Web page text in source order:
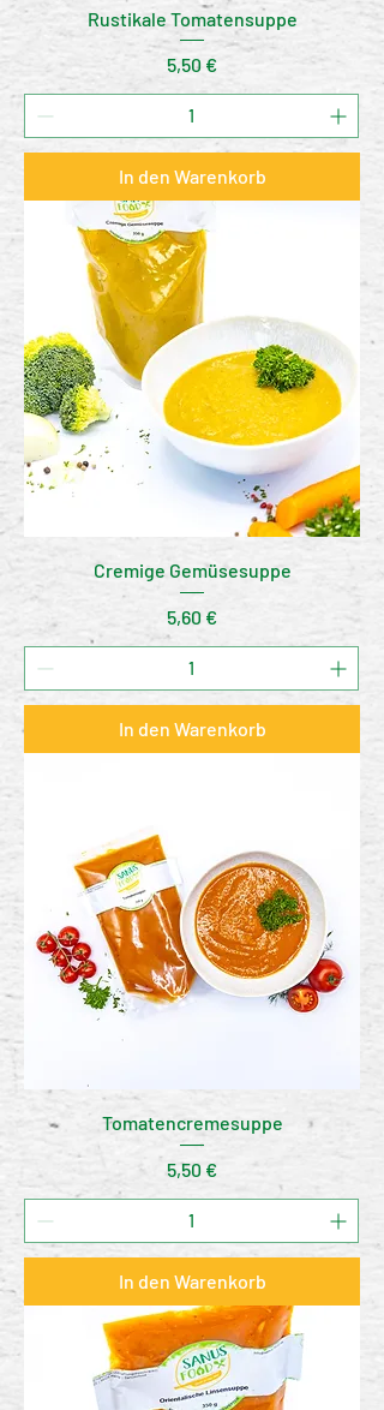
Rustikale Tomatensuppe
Preis
5,50 €
In den Warenkorb
Cremige Gemüsesuppe
Preis
5,60 €
In den Warenkorb
Tomatencremesuppe
Preis
5,50 €
In den Warenkorb